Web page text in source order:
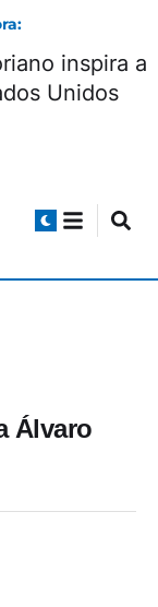
inspira a
Unidos
Álvaro